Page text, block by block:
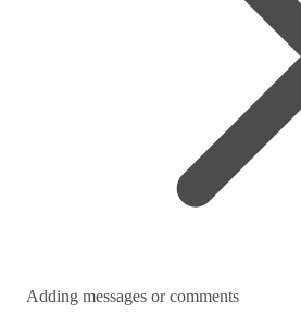
Adding messages or comments